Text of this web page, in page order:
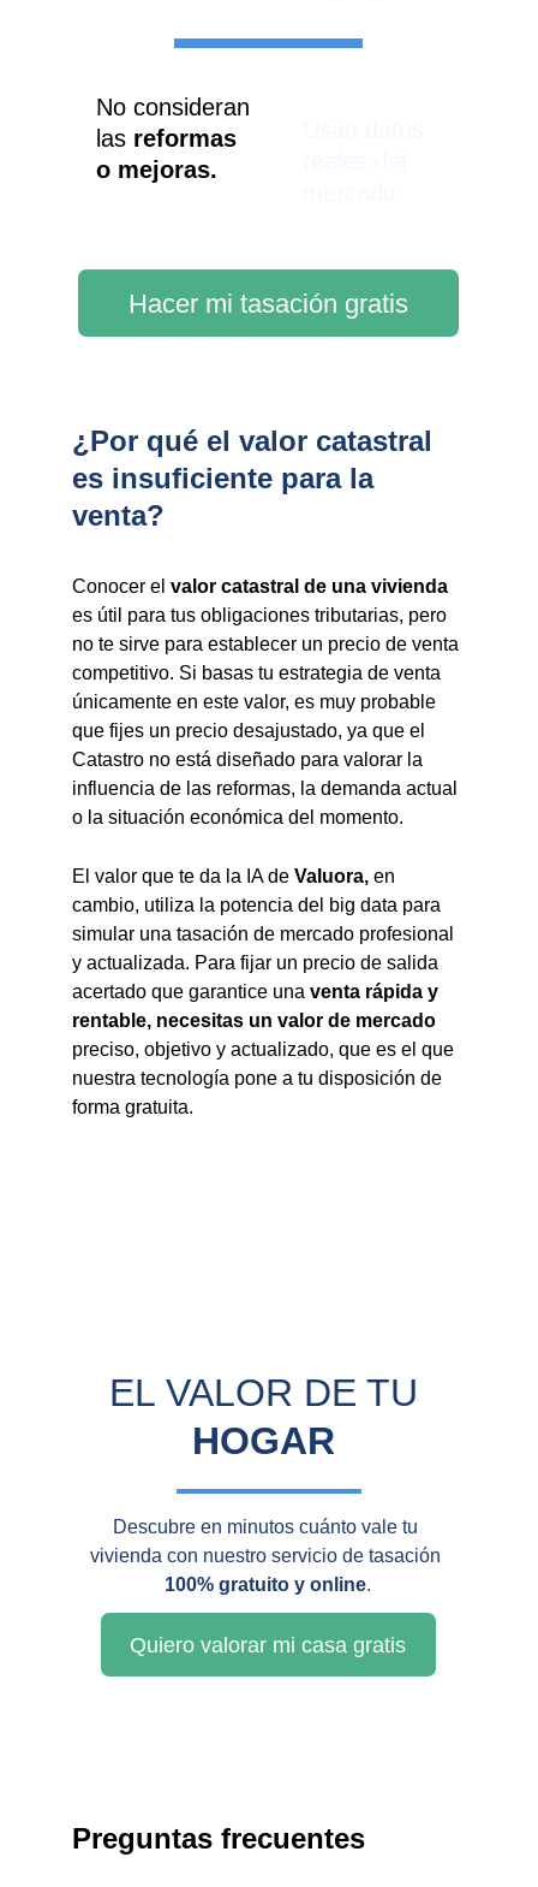
Hacer mi tasación gratis
No consideran
las reformas
o mejoras.
¿Por qué el valor catastral
es insuficiente para la
venta?
Conocer el valor catastral de una vivienda
es útil para tus obligaciones tributarias, pero
no te sirve para establecer un precio de venta
competitivo. Si basas tu estrategia de venta
únicamente en este valor, es muy probable
que fijes un precio desajustado, ya que el
Catastro no está diseñado para valorar la
influencia de las reformas, la demanda actual
o la situación económica del momento.
El valor que te da la IA de Valuora, en
cambio, utiliza la potencia del big data para
simular una tasación de mercado profesional
y actualizada. Para fijar un precio de salida
acertado que garantice una venta rápida y
rentable, necesitas un valor de mercado
preciso, objetivo y actualizado, que es el que
nuestra tecnología pone a tu disposición de
forma gratuita.
EL VALOR DE TU
HOGAR
Quiero valorar mi casa gratis
Descubre en minutos cuánto vale tu
vivienda con nuestro servicio de tasación
100% gratuito y online.
Preguntas frecuentes